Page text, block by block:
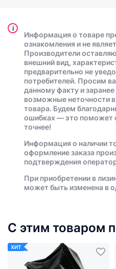
i
Информация о товаре
ознакомления и не
Производители
внешний вид,
предварительно не
потребителей. Просим
данному факту и
возможные неточности
товара. Будем
ошибках — это поможет
точнее!
Информация о наличии
оформление заказа
подтверждения
При приобретении в
может быть изменена в
С этим товаром
ХИТ